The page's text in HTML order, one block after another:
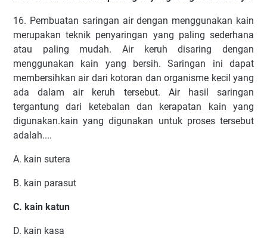
16. Pembuatan saringan air dengan menggunakan kain
merupakan teknik penyaringan yang paling sederhana
atau paling mudah. Air keruh disaring dengan
menggunakan kain yang bersih. Saringan ini dapat
membersihkan air dari kotoran dan organisme kecil yang
ada dalam air keruh tersebut. Air hasil saringan
tergantung dari ketebalan dan kerapatan kain yang
digunakan.kain yang digunakan untuk proses tersebut
adalah....
A. kain sutera
B. kain parasut
C. kain katun
D. kain kasa